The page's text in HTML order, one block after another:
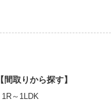
【間取りから探す】
1R～1LDK